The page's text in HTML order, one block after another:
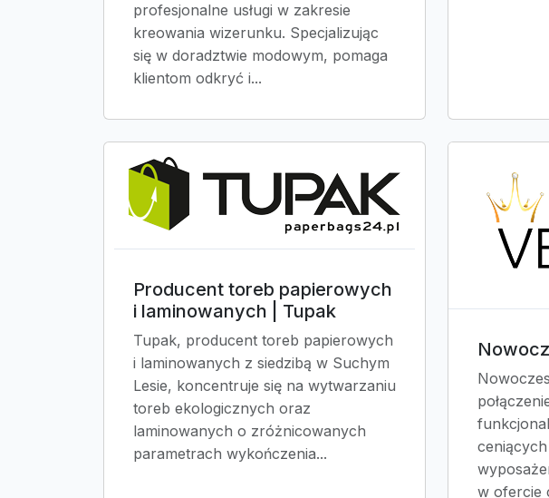
profesjonalne usługi w zakresie
kreowania wizerunku. Specjalizując
się w doradztwie modowym, pomaga
klientom odkryć i...
Producent toreb papierowych
i laminowanych | Tupak
Tupak, producent toreb papierowych
i laminowanych z siedzibą w Suchym
Lesie, koncentruje się na wytwarzaniu
toreb ekologicznych oraz
laminowanych o zróżnicowanych
parametrach wykończenia...
w ofercie